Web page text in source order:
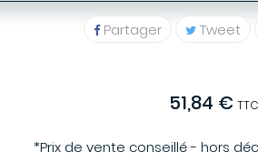
Partager Tweet
51,84 € TTC
*Prix de vente conseillé - hors